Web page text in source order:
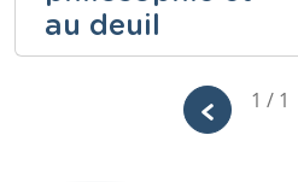
Année
Secondaire – Sixième année
deuil, mort, mourir, revivre, vivre
Secondaire
Cours
Religion catholique
Secondaire – Sixième année
au deuil
1 / 1